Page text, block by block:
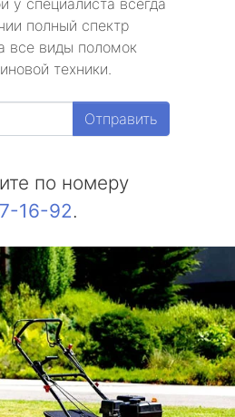
у специалиста всегда
полный спектр
все виды поломок
техники.
Отправить
по номеру
16-92.